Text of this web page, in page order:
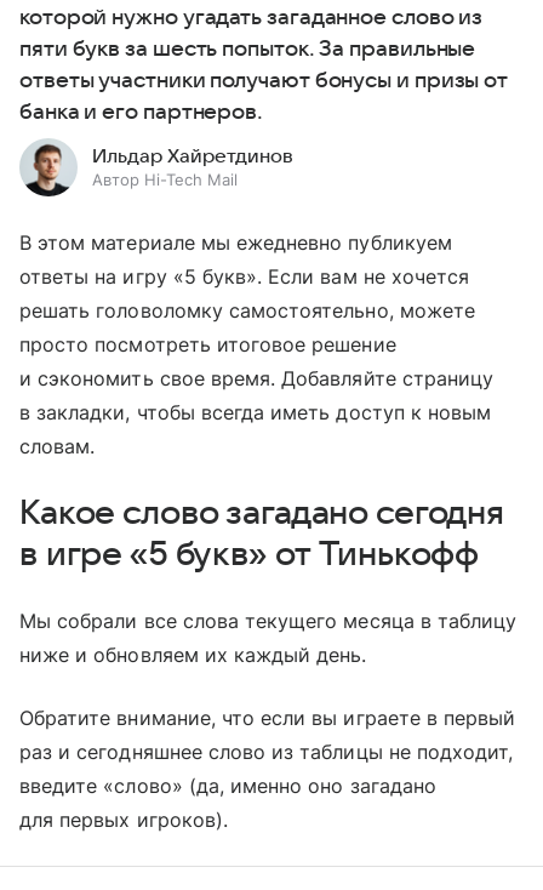
которой нужно угадать загаданное слово из
пяти букв за шесть попыток. За правильные
ответы участники получают бонусы и призы от
банка и его партнеров.
Ильдар Хайретдинов
Автор Hi-Tech Mail
В этом материале мы ежедневно публикуем
ответы на игру «5 букв». Если вам не хочется
решать головоломку самостоятельно, можете
просто посмотреть итоговое решение
и сэкономить свое время. Добавляйте страницу
в закладки, чтобы всегда иметь доступ к новым
словам.
Какое слово загадано сегодня
в игре «5 букв» от Тинькофф
Мы собрали все слова текущего месяца в таблицу
ниже и обновляем их каждый день.
Обратите внимание, что если вы играете в первый
раз и сегодняшнее слово из таблицы не подходит,
введите «слово» (да, именно оно загадано
для первых игроков).